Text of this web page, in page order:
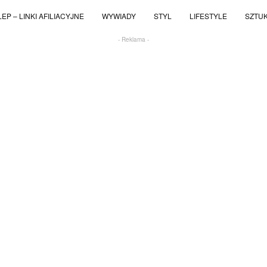
– LINKI AFILIACYJNE WYWIADY STYL LIFESTYLE
- Reklama -